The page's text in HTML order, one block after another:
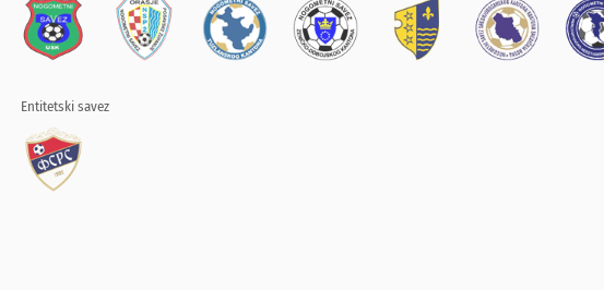
Entitetski savez